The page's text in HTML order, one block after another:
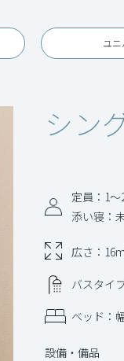
ユ
シン
定員：1〜
添い寝：
広さ：16m
バスタイ
ベッド：
設備‧備品